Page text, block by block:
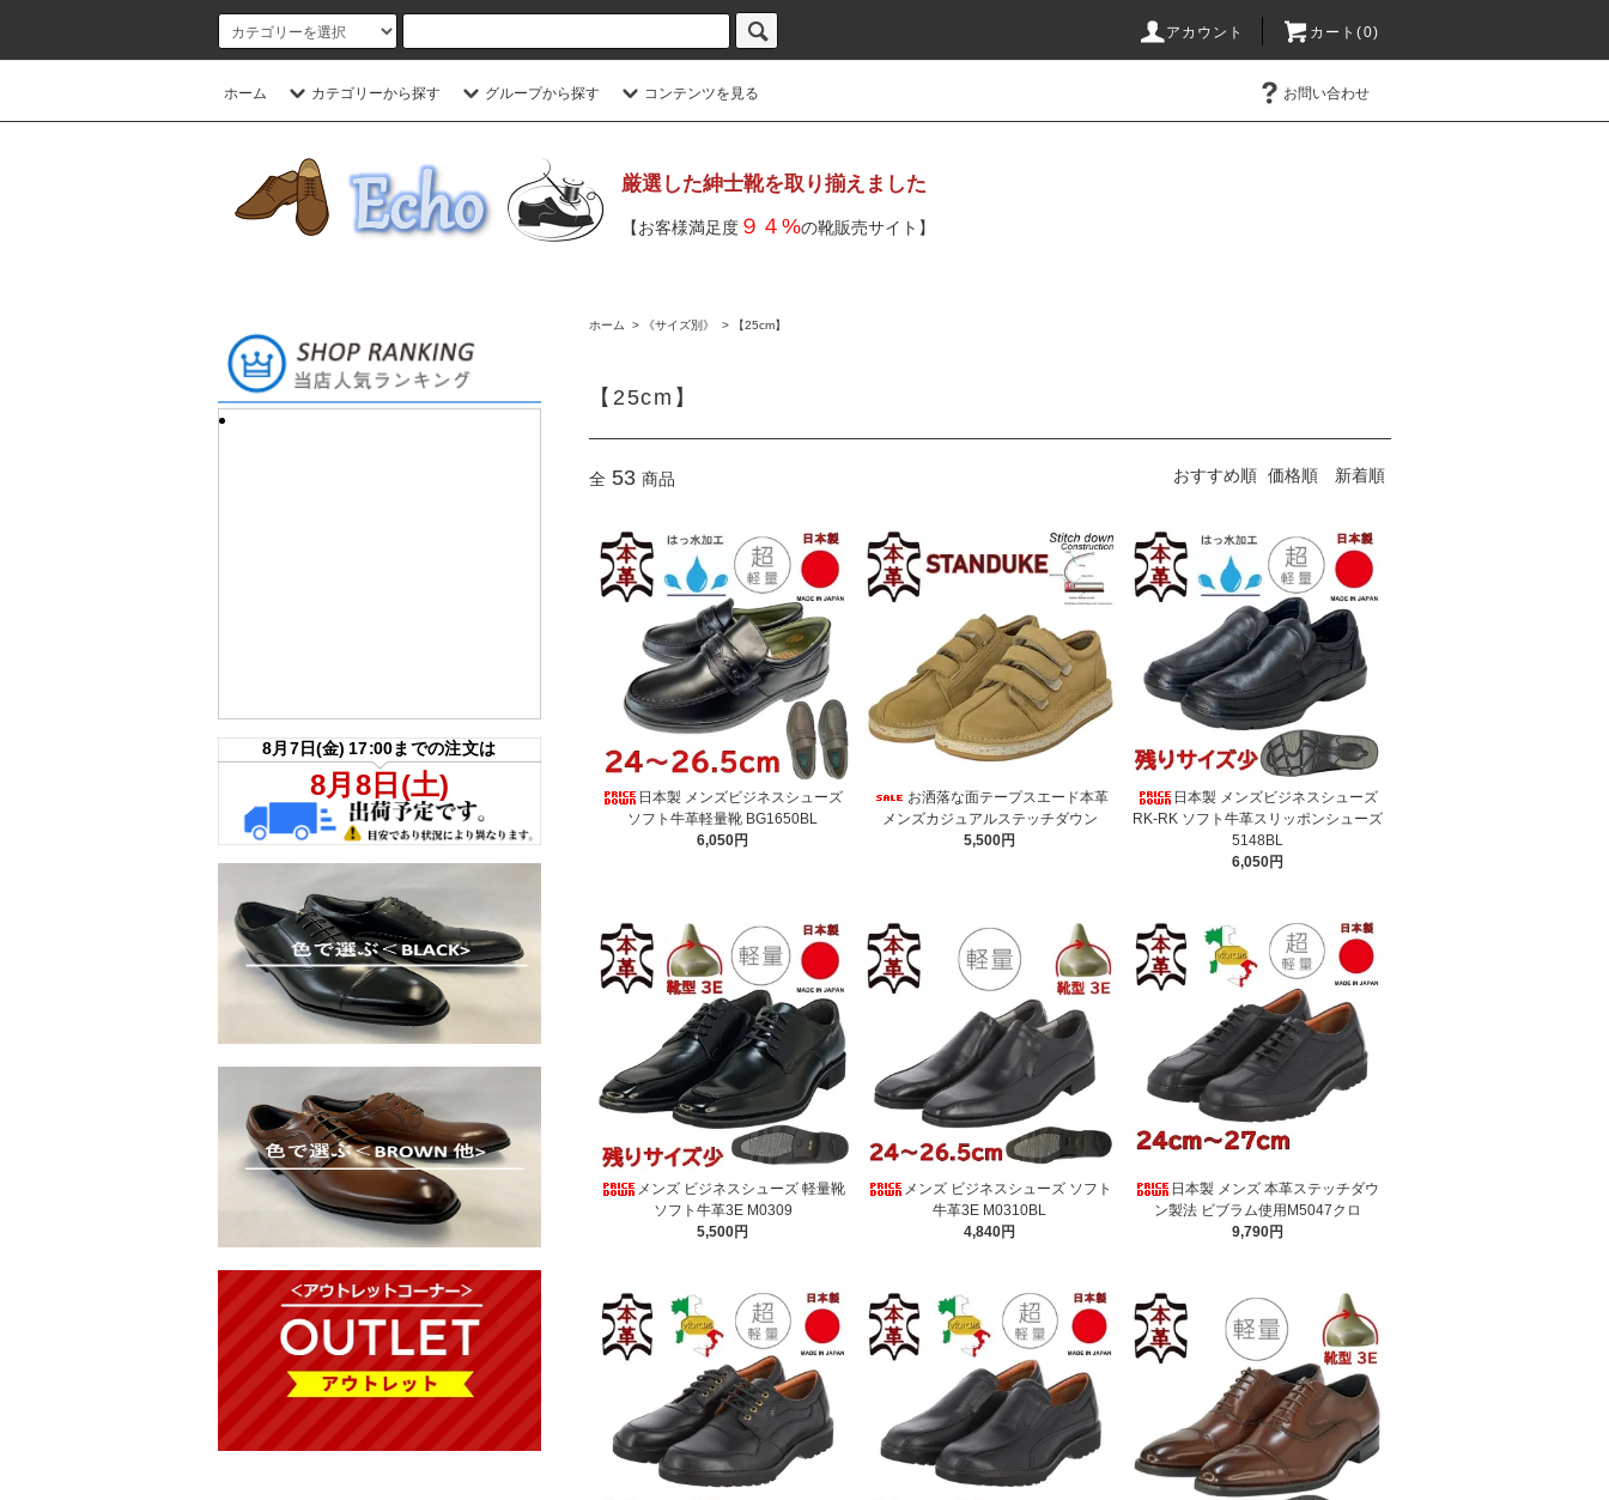
アカウント カート(0)
ホーム カテゴリーから探す グループから探す コンテンツを見る お問い合わせ
厳選した紳士靴を取り揃えました
【お客様満足度 ９４%の靴販売サイト】
ホーム > 《サイズ別》 > 【25cm】
【25cm】
全 53 商品 おすすめ順 価格順 新着順
日本製 メンズビジネスシューズ
ソフト牛革軽量靴 BG1650BL
6,050円
お洒落な面テープスエード本革
メンズカジュアルステッチダウン
5,500円
日本製 メンズビジネスシューズ
RK-RK ソフト牛革スリッポンシューズ
5148BL
6,050円
メンズ ビジネスシューズ 軽量靴
ソフト牛革3E M0309
5,500円
メンズ ビジネスシューズ ソフト
牛革3E M0310BL
4,840円
日本製 メンズ 本革ステッチダウ
ン製法 ビブラム使用M5047クロ
9,790円